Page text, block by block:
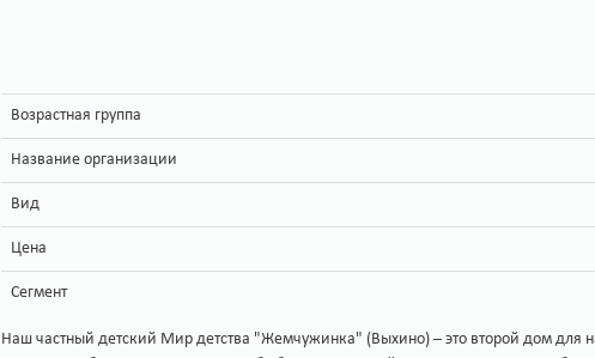
Возрастная группа
Название организации
Вид
Цена
Сегмент
Наш частный детский Мир детства "Жемчужинка" (Выхино) – это второй дом для